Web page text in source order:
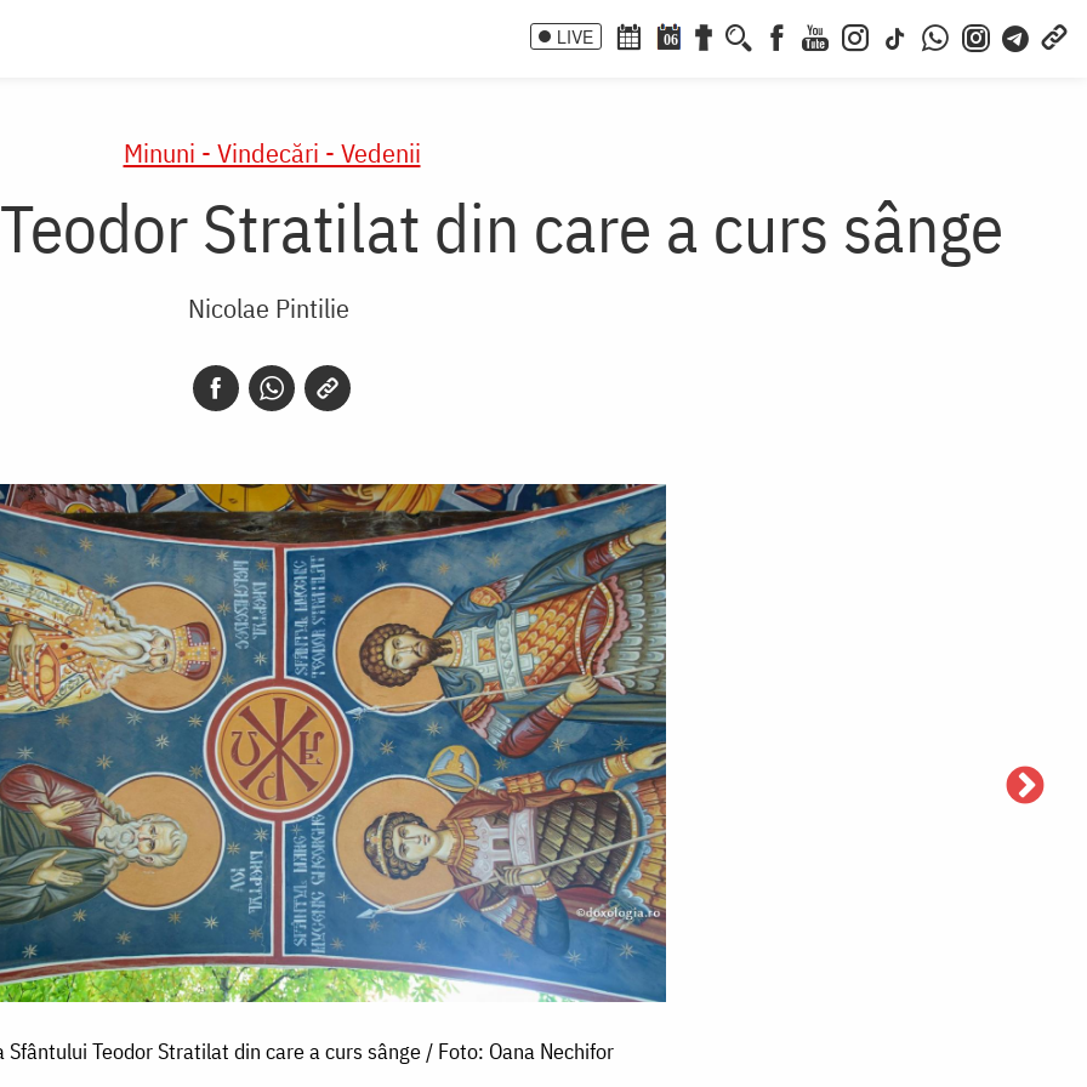
LIVE 06
Minuni - Vindecări - Vedenii
Stratilat din care a curs sânge
Nicolae Pintilie
Sfântului Teodor Stratilat din care a curs sânge / Foto: Oana Nechifor